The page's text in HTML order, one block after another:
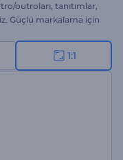
outroları, tanıtımlar,
Güçlü markalama için
1:1